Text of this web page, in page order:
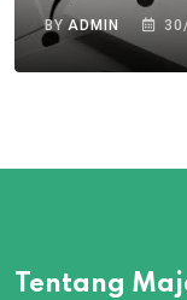
BYADMIN
Tentang